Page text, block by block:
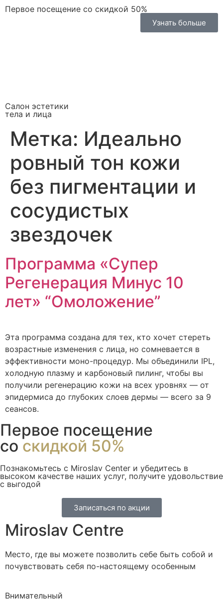
Первое посещение со скидкой 50%
Узнать больше
Салон эстетики
тела и лица
Метка: Идеально
ровный тон кожи
без пигментации и
сосудистых
звездочек
Программа «Супер
Регенерация Минус 10
лет» “Омоложение”
Эта программа создана для тех, кто хочет стереть
возрастные изменения с лица, но сомневается в
эффективности моно-процедур. Мы объединили IPL,
холодную плазму и карбоновый пилинг, чтобы вы
получили регенерацию кожи на всех уровнях — от
эпидермиса до глубоких слоев дермы — всего за 9
сеансов.
Первое посещение
со скидкой 50%
Познакомьтесь с Miroslav Сenter и убедитесь в
высоком качестве наших услуг, получите удовольствие
с выгодой
Записаться по акции
Miroslav Centre
Место, где вы можете позволить себе быть собой и
почувствовать себя по-настоящему особенным
Внимательный